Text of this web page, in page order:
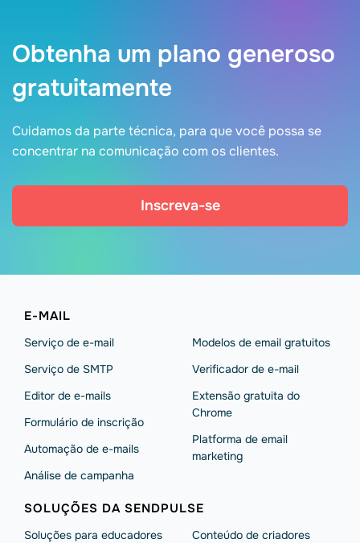
Obtenha um plano generoso
gratuitamente
Cuidamos da parte técnica, para que você possa se
concentrar na comunicação com os clientes.
Inscreva-se
E-MAIL
Serviço de e-mail
Serviço de SMTP
Editor de e-mails
Formulário de inscrição
Automação de e-mails
Análise de campanha
Modelos de email gratuitos
Verificador de e-mail
Extensão gratuita do
Chrome
Platforma de email
marketing
SOLUÇÕES DA SENDPULSE
Soluções para educadores
Conteúdo de criadores